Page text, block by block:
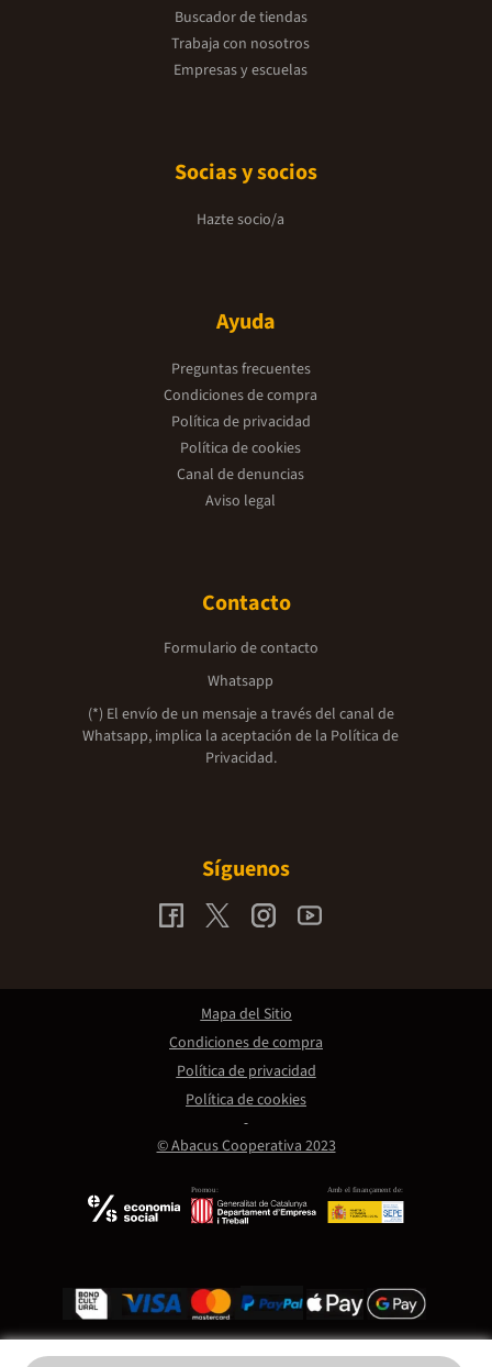
Buscador de tiendas
Trabaja con nosotros
Empresas y escuelas
Socias y socios
Hazte socio/a
Ayuda
Preguntas frecuentes
Condiciones de compra
Política de privacidad
Política de cookies
Canal de denuncias
Aviso legal
Contacto
Formulario de contacto
Whatsapp
(*) El envío de un mensaje a través del canal de
Whatsapp, implica la aceptación de la Política de
Privacidad.
Síguenos
Promou: Amb el finançament de:
© Abacus Cooperativa 2023
Mapa del Sitio
Condiciones de compra
Política de privacidad
Política de cookies